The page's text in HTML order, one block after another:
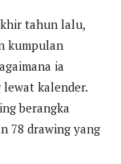
tahun lalu,
kumpulan
ia
kalender.
berangka
78 drawing yang